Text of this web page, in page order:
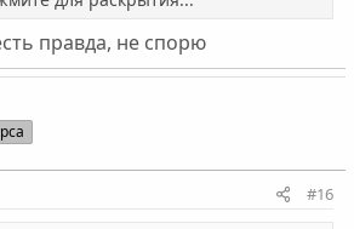
разницу между этими
правда, не спорю
#16